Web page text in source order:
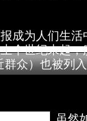
成为人们生
个世纪末起，
群众）也被列